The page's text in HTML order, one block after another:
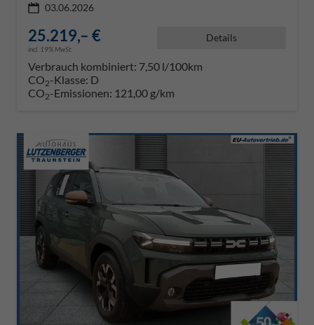
03.06.2026
25.219,– €
incl. 19% MwSt.
Details
Verbrauch kombiniert: 7,50 l/100km
CO2-Klasse: D
CO2-Emissionen: 121,00 g/km